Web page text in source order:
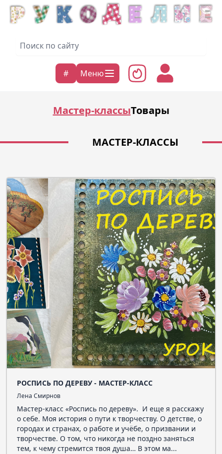
# Меню
Мастер-классыТовары
МАСТЕР-КЛАССЫ
РОСПИСЬ ПО ДЕРЕВУ - МАСТЕР-КЛАСС
Лена Смирнов
Мастер-класс «Роспись по дереву». И еще я расскажу
о себе. Моя история о пути к творчеству. О детстве, о
городах и странах, о работе и учёбе, о призвании и
творчестве. О том, что никогда не поздно заняться
тем, к чему стремится твоя душа… В этом ма...